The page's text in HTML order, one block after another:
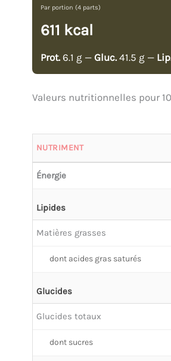
Par portion (4 parts)
611 kcal
Prot. 6.1 g — Gluc. 41.5 g —
Valeurs nutritionnelles pour
NUTRIMENT
Énergie
Lipides
Matières grasses
dont acides gras saturés
Glucides
Glucides totaux
dont sucres